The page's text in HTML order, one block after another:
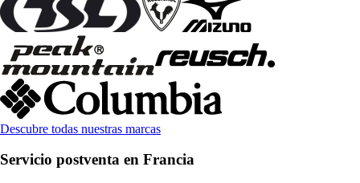
Descubre todas nuestras marcas
Servicio postventa en Francia